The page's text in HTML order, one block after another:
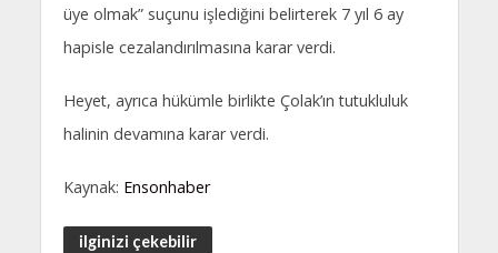
üye olmak” suçunu işlediğini belirterek 7 yıl 6 ay
hapisle cezalandırılmasına karar verdi.
Heyet, ayrıca hükümle birlikte Çolak’ın tutukluluk
halinin devamına karar verdi.
Kaynak: Ensonhaber
ilginizi çekebilir